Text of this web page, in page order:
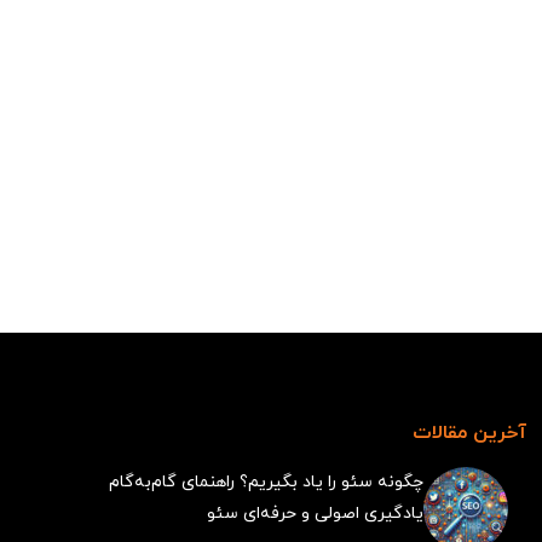
آخرین مقالات
چگونه سئو را یاد بگیریم؟ راهنمای گام‌به‌گام
یادگیری اصولی و حرفه‌ای سئو